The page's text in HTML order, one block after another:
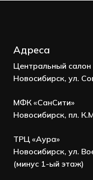
Адреса
Центральный салон
Новосибирск, ул.
МФК «СанСити»
Новосибирск, пл.
ТРЦ «Аура»
Новосибирск, ул.
(минус 1-ый этаж)